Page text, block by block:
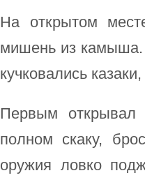
На открытом
мишень из камыша.
кучковались
Первым
полном скаку,
оружия ловко